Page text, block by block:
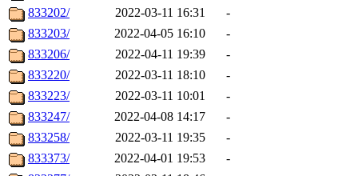
833202/
2022-03-11 16:31
-
833203/
2022-04-05 16:10
-
833206/
2022-04-11 19:39
-
833220/
2022-03-11 18:10
-
833223/
2022-03-11 10:01
-
833247/
2022-04-08 14:17
-
833258/
2022-03-11 19:35
-
833373/
2022-04-01 19:53
-